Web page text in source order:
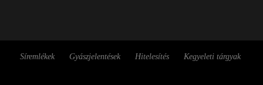
Síremlékek Gyászjelentések Hitelesítés Kegyeleti tárgyak